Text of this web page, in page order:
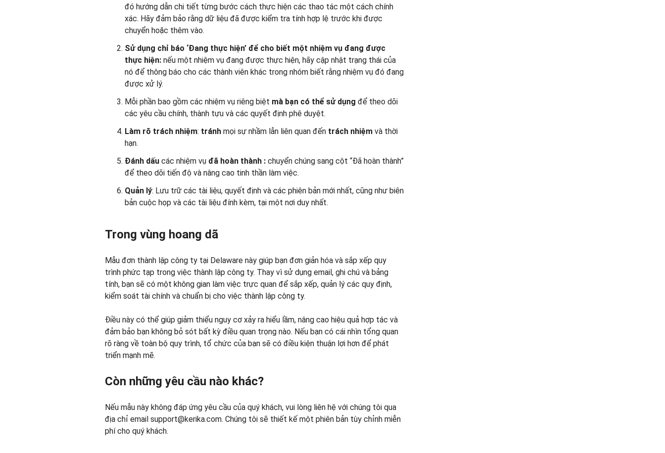
đó hướng dẫn chi tiết từng bước cách thực hiện các thao tác một cách chính
xác. Hãy đảm bảo rằng dữ liệu đã được kiểm tra tính hợp lệ trước khi được
chuyển hoặc thêm vào.
Sử dụng chỉ báo ‘Đang thực hiện’ để cho biết một nhiệm vụ đang được
thực hiện: nếu một nhiệm vụ đang được thực hiện, hãy cập nhật trạng thái của
nó để thông báo cho các thành viên khác trong nhóm biết rằng nhiệm vụ đó đang
được xử lý.
Mỗi phần bao gồm các nhiệm vụ riêng biệt mà bạn có thể sử dụng để theo dõi
các yêu cầu chính, thành tựu và các quyết định phê duyệt.
Làm rõ trách nhiệm: tránh mọi sự nhầm lẫn liên quan đến trách nhiệm và thời
hạn.
Đánh dấu các nhiệm vụ đã hoàn thành : chuyển chúng sang cột “Đã hoàn thành”
để theo dõi tiến độ và nâng cao tinh thần làm việc.
Quản lý: Lưu trữ các tài liệu, quyết định và các phiên bản mới nhất, cũng như biên
bản cuộc họp và các tài liệu đính kèm, tại một nơi duy nhất.
Trong vùng hoang dã
Mẫu đơn thành lập công ty tại Delaware này giúp bạn đơn giản hóa và sắp xếp quy
trình phức tạp trong việc thành lập công ty. Thay vì sử dụng email, ghi chú và bảng
tính, bạn sẽ có một không gian làm việc trực quan để sắp xếp, quản lý các quy định,
kiểm soát tài chính và chuẩn bị cho việc thành lập công ty.
Điều này có thể giúp giảm thiểu nguy cơ xảy ra hiểu lầm, nâng cao hiệu quả hợp tác và
đảm bảo bạn không bỏ sót bất kỳ điều quan trọng nào. Nếu bạn có cái nhìn tổng quan
rõ ràng về toàn bộ quy trình, tổ chức của bạn sẽ có điều kiện thuận lợi hơn để phát
triển mạnh mẽ.
Còn những yêu cầu nào khác?
Nếu mẫu này không đáp ứng yêu cầu của quý khách, vui lòng liên hệ với chúng tôi qua
địa chỉ email support@kerika.com. Chúng tôi sẽ thiết kế một phiên bản tùy chỉnh miễn
phí cho quý khách.